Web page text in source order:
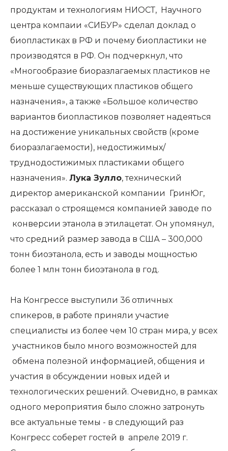
продуктам и технологиям НИОСТ, Научного
центра компаии «СИБУР» сделал доклад о
биопластиках в РФ и почему биопластики не
производятся в РФ. Он подчеркнул, что
«Многообразие биоразлагаемых пластиков не
меньше существующих пластиков общего
назначения», а также «Большое количество
вариантов биопластиков позволяет надеяться
на достижение уникальных свойств (кроме
биоразлагаемости), недостижимых/
труднодостижимых пластиками общего
назначения». Лука Зулло, технический
директор американской компании ГринЮг,
рассказал о строящемся компанией заводе по
конверсии этанола в этилацетат. Он упомянул,
что средний размер завода в США – 300,000
тонн биоэтанола, есть и заводы мощностью
более 1 млн тонн биоэтанола в год.
На Конгрессе выступили 36 отличных
спикеров, в работе приняли участие
специалисты из более чем 10 стран мира, у всех
участников было много возможностей для
обмена полезной информацией, общения и
участия в обсуждении новых идей и
технологических решений. Очевидно, в рамках
одного мероприятия было сложно затронуть
все актуальные темы - в следующий раз
Конгресс соберет гостей в апреле 2019 г.